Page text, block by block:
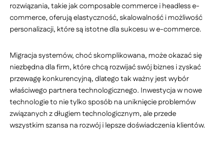
rozwiązania, takie jak composable commerce i headless e-
commerce, oferują elastyczność, skalowalność i możliwość
personalizacji, które są istotne dla sukcesu w e-commerce.
Migracja systemów, choć skomplikowana, może okazać się
niezbędna dla firm, które chcą rozwijać swój biznes i zyskać
przewagę konkurencyjną, dlatego tak ważny jest wybór
właściwego partnera technologicznego. Inwestycja w nowe
technologie to nie tylko sposób na uniknięcie problemów
związanych z długiem technologicznym, ale przede
wszystkim szansa na rozwój i lepsze doświadczenia klientów.